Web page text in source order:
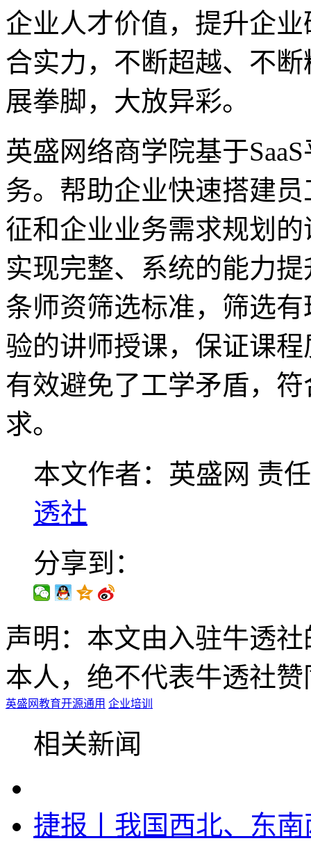
企业人才价值，提升企
合实力，不断超越、不
展拳脚，大放异彩。
英盛网络商学院基于
务。帮助企业快速搭建
征和企业业务需求规划
实现完整、系统的能力
条师资筛选标准，筛选
验的讲师授课，保证课
有效避免了工学矛盾，
求。
本文作者：英盛网 责
透社
分享到：
声明：本文由入驻牛透
本人，绝不代表牛透社
英盛网教育开源通用 企业培训
相关新闻
捷报丨我国西北、东